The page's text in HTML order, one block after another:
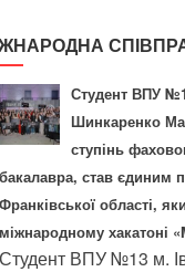
Студент ВПУ
Шинкаренко
ступінь
бакалавра, став єдиним
Франківської області,
міжнародному хакатоні
Студент ВПУ №13 м.